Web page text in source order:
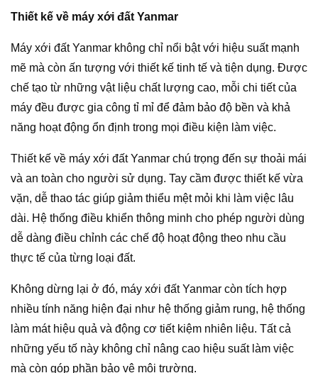
Thiết kế về máy xới đất Yanmar
Máy xới đất Yanmar không chỉ nổi bật với hiệu suất mạnh
mẽ mà còn ấn tượng với thiết kế tinh tế và tiện dụng. Được
chế tạo từ những vật liệu chất lượng cao, mỗi chi tiết của
máy đều được gia công tỉ mỉ để đảm bảo độ bền và khả
năng hoạt động ổn định trong mọi điều kiện làm việc.
Thiết kế về máy xới đất Yanmar chú trọng đến sự thoải mái
và an toàn cho người sử dụng. Tay cầm được thiết kế vừa
vặn, dễ thao tác giúp giảm thiểu mệt mỏi khi làm việc lâu
dài. Hệ thống điều khiển thông minh cho phép người dùng
dễ dàng điều chỉnh các chế độ hoạt động theo nhu cầu
thực tế của từng loại đất.
Không dừng lại ở đó, máy xới đất Yanmar còn tích hợp
nhiều tính năng hiện đại như hệ thống giảm rung, hệ thống
làm mát hiệu quả và động cơ tiết kiệm nhiên liệu. Tất cả
những yếu tố này không chỉ nâng cao hiệu suất làm việc
mà còn góp phần bảo vệ môi trường.